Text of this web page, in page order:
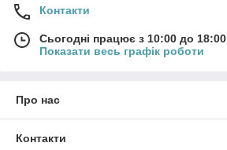
Контакти
Сьогодні працює з 10:00 до 18:00
Показати весь графік роботи
Про нас
Контакти